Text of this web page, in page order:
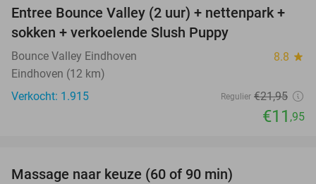
46%
Entree Bounce Valley (2 uur) + nettenpark +
sokken + verkoelende Slush Puppy
Bounce Valley Eindhoven 8.8 star
Eindhoven (12 km)
Verkocht: 1.915
Regulier €21,95
€11 ,95
Massage naar keuze (60 of 90 min)